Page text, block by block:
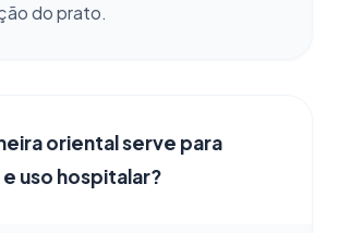
do prato.
oriental serve para
uso hospitalar?